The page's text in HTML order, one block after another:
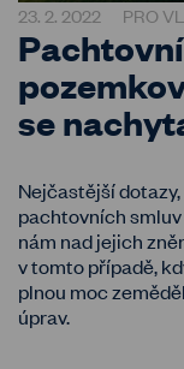
23. 2. 2022 PRO
se
Nejčastější
pachtovních
nám nad jejich
v tomto případě,
plnou moc
úprav.